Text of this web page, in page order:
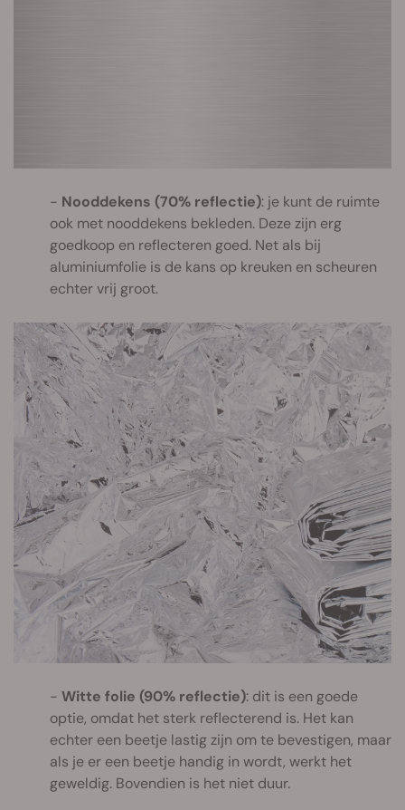
Nooddekens (70% reflectie): je kunt de ruimte
ook met nooddekens bekleden. Deze zijn erg
goedkoop en reflecteren goed. Net als bij
aluminiumfolie is de kans op kreuken en scheuren
echter vrij groot.
Witte folie (90% reflectie): dit is een goede
optie, omdat het sterk reflecterend is. Het kan
echter een beetje lastig zijn om te bevestigen, maar
als je er een beetje handig in wordt, werkt het
geweldig. Bovendien is het niet duur.